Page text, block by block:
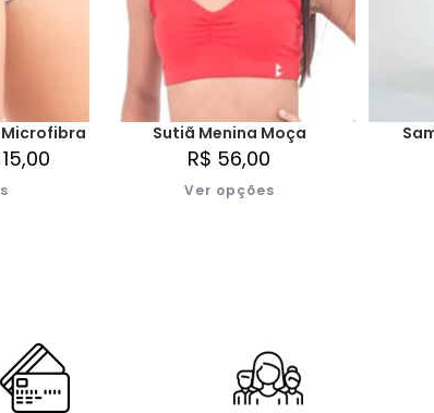
15,00
Sutiã Menina Moça
R$ 56,00
Ver opções